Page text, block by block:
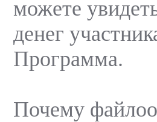
можете
денег
Программа.
Почему